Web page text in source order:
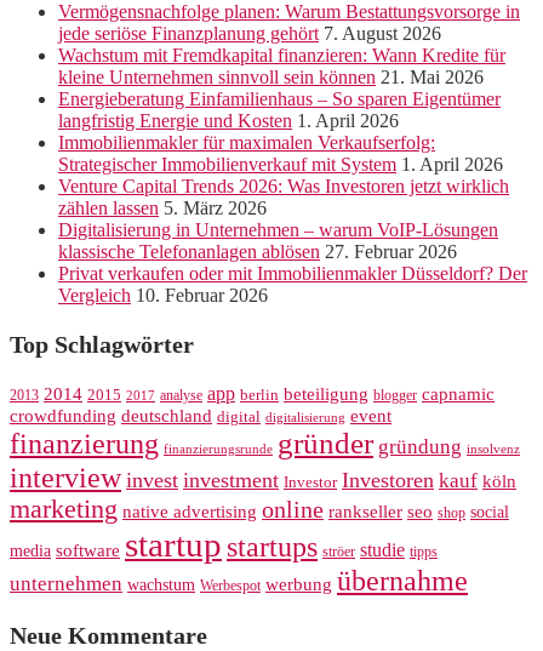
Vermögensnachfolge planen: Warum Bestattungsvorsorge in
jede seriöse Finanzplanung gehört 7. August 2026
Wachstum mit Fremdkapital finanzieren: Wann Kredite für
kleine Unternehmen sinnvoll sein können 21. Mai 2026
Energieberatung Einfamilienhaus – So sparen Eigentümer
langfristig Energie und Kosten 1. April 2026
Immobilienmakler für maximalen Verkaufserfolg:
Strategischer Immobilienverkauf mit System 1. April 2026
Venture Capital Trends 2026: Was Investoren jetzt wirklich
zählen lassen 5. März 2026
Digitalisierung in Unternehmen – warum VoIP-Lösungen
klassische Telefonanlagen ablösen 27. Februar 2026
Privat verkaufen oder mit Immobilienmakler Düsseldorf? Der
Vergleich 10. Februar 2026
Top Schlagwörter
2013 2014 2015 2017 analyse app berlin beteiligung blogger capnamic
crowdfunding deutschland digital digitalisierung event
finanzierung finanzierungsrunde gründer gründung insolvenz
interview invest investment Investor Investoren kauf köln
marketing native advertising online rankseller seo shop social
media software startup startups ströer studie tipps
unternehmen wachstum Werbespot werbung übernahme
Neue Kommentare